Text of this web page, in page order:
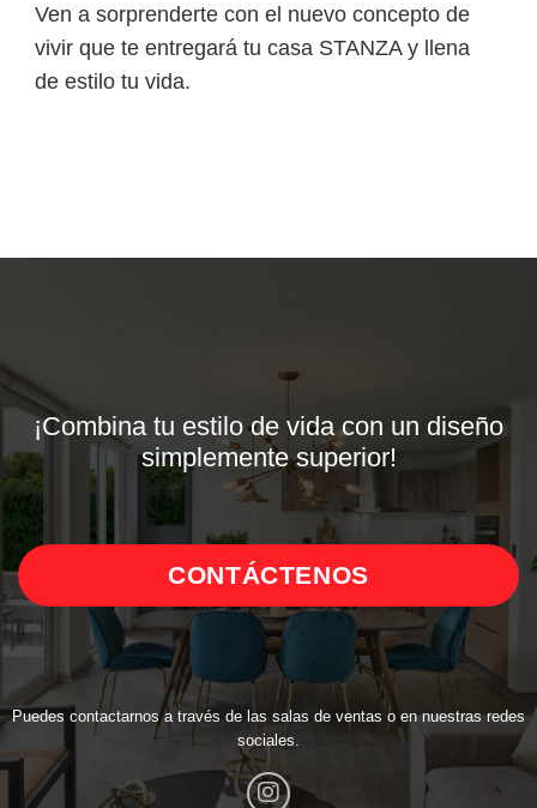
Ven a sorprenderte con el nuevo concepto de
vivir que te entregará tu casa STANZA y llena
de estilo tu vida.
¡Combina tu estilo de vida con un diseño
simplemente superior!
CONTÁCTENOS
Puedes contactarnos a través de las salas de ventas o en nuestras redes
sociales.